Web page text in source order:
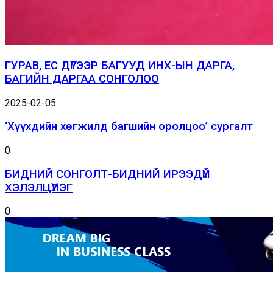
ГУРАВ, ЕС ДҮГЭЭР БАГУУД ИНХ-ЫН ДАРГА,
БАГИЙН ДАРГАА СОНГОЛОО
2025-02-05
‘Хүүхдийн хөгжилд багшийн оролцоо’ сургалт
0
БИДНИЙ СОНГОЛТ-БИДНИЙ ИРЭЭДҮЙ
ХЭЛЭЛЦҮҮЛЭГ
0